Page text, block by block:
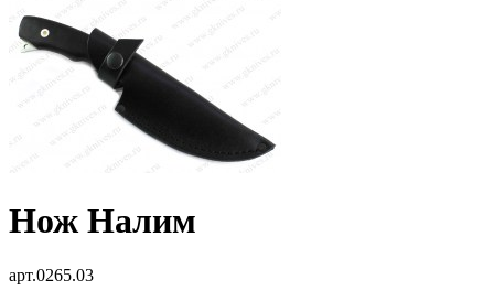
Нож Налим
арт.0265.03